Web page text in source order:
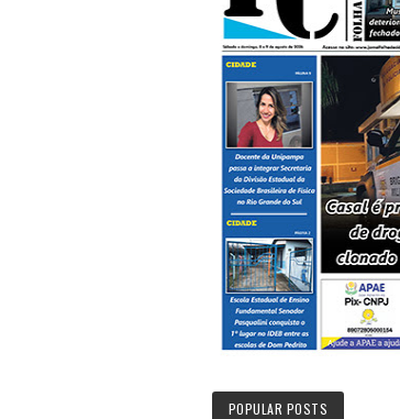
POPULAR POSTS